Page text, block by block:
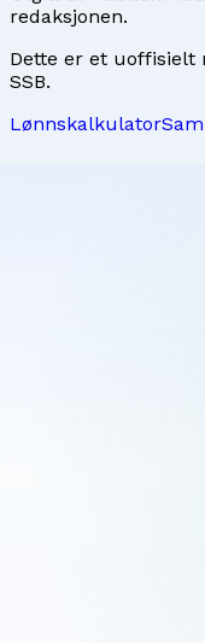
redaksjonen.
Dette er et uoffisielt
SSB.
Lønnskalkulator